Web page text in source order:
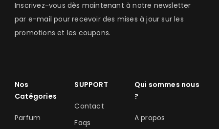
Qui sommes nous
?
A propos
SUPPORT
Contact
Faqs
Nos
Catégories
Parfum
Inscrivez-vous dès maintenant à notre newsletter
par e-mail pour recevoir des mises à jour sur les
promotions et les coupons.